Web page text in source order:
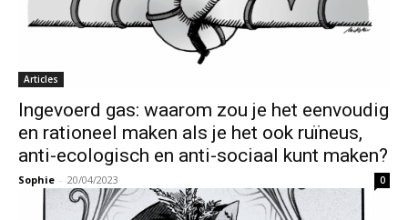
Articles
Ingevoerd gas: waarom zou je het eenvoudig
en rationeel maken als je het ook ruïneus,
anti-ecologisch en anti-sociaal kunt maken?
Sophie - 20/04/2023 0